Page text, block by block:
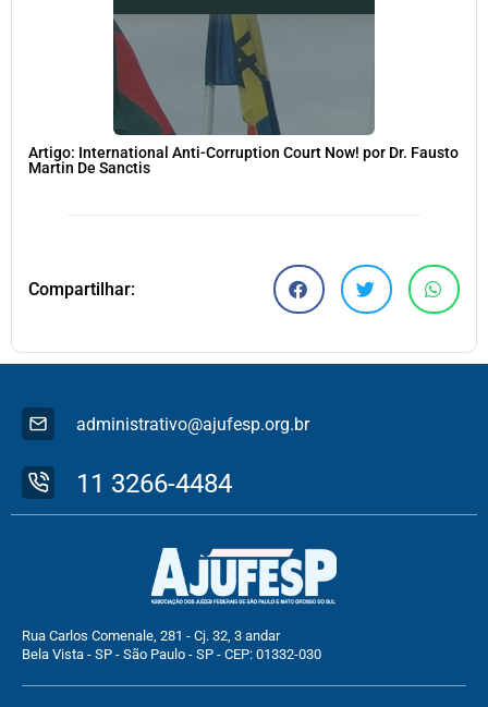
Artigo: International Anti-Corruption Court Now! por Dr. Fausto
Martin De Sanctis
Compartilhar:
administrativo@ajufesp.org.br
11 3266-4484
Rua Carlos Comenale, 281 - Cj. 32, 3 andar
Bela Vista - SP - São Paulo - SP - CEP: 01332-030